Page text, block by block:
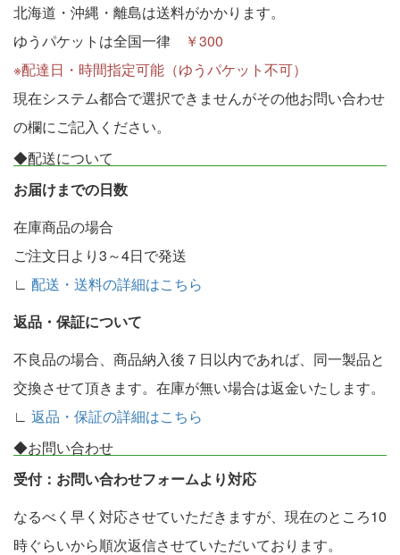
北海道・沖縄・離島は送料がかかります。
ゆうパケットは全国一律
￥300
※配達日・時間指定可能（ゆうパケット不可）
現在システム都合で選択できませんがその他お問い合わせ
の欄にご記入ください。
◆配送について
お届けまでの日数
在庫商品の場合
ご注文日より3～4日で発送
∟ 配送・送料の詳細はこちら
返品・保証について
不良品の場合、商品納入後７日以内であれば、同一製品と
交換させて頂きます。在庫が無い場合は返金いたします。
∟ 返品・保証の詳細はこちら
◆お問い合わせ
受付：お問い合わせフォームより対応
なるべく早く対応させていただきますが、現在のところ10
時ぐらいから順次返信させていただいております。